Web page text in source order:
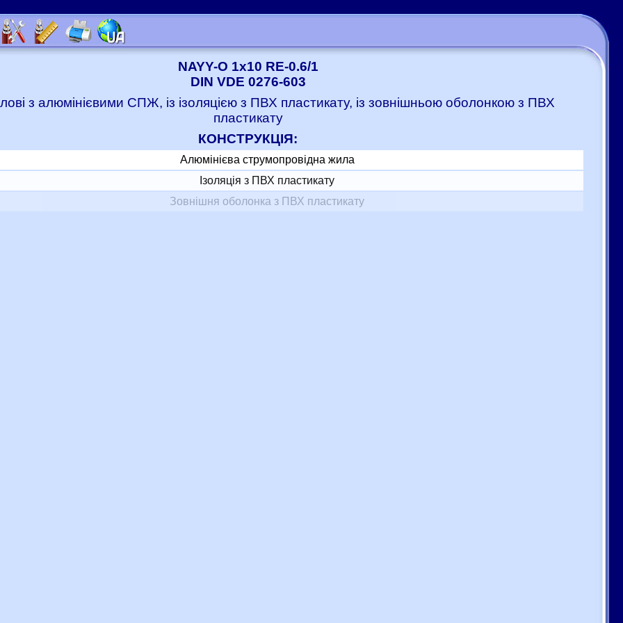
NAYY-O 1x10 RE-0.6/1
DIN VDE 0276-603
з алюмінієвими СПЖ, із ізоляцією з ПВХ пластикату, із зовнішньою оболонкою з ПВХ
пластикату
КОНСТРУКЦІЯ:
Алюмінієва струмопровідна жила
Ізоляція з ПВХ пластикату
Зовнішня оболонка з ПВХ пластикату